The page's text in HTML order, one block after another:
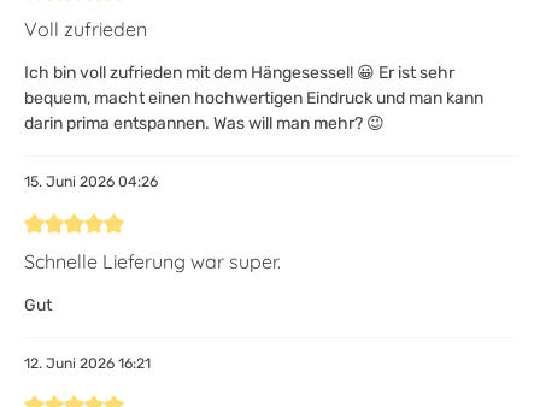
Bewertung mit 5 von 5 Sternen
Voll zufrieden
Ich bin voll zufrieden mit dem Hängesessel! 😀 Er ist sehr
bequem, macht einen hochwertigen Eindruck und man kann
darin prima entspannen. Was will man mehr? 😉
15. Juni 2026 04:26
Bewertung mit 5 von 5 Sternen
Schnelle Lieferung war super.
Gut
12. Juni 2026 16:21